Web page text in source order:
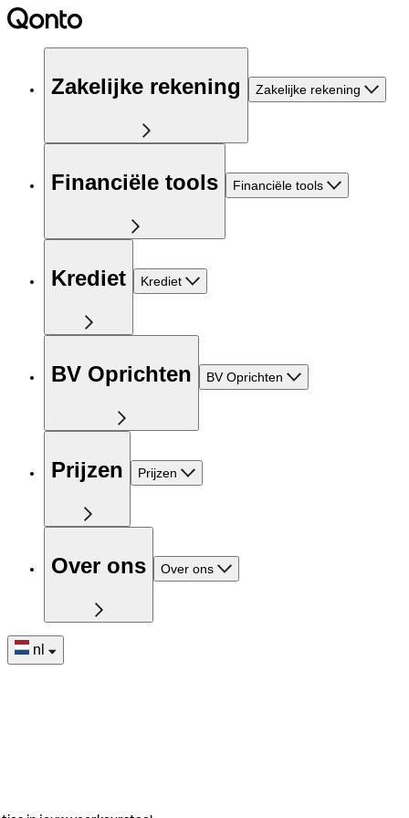
Zakelijke rekening Zakelijke rekening
Financiële tools Financiële tools
Krediet Krediet
BV Oprichten BV Oprichten
Prijzen Prijzen
Over ons Over ons
nl